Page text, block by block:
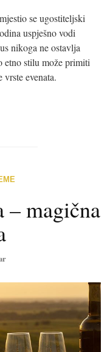
se ugostiteljski
uspješno vodi
nikoga ne ostavlja
etno stilu može primiti
vrste evenata.
– magična